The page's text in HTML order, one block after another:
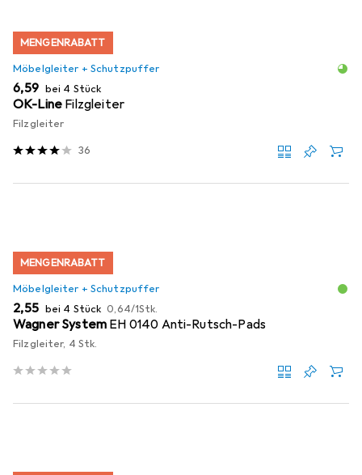
MENGENRABATT
Möbelgleiter + Schutzpuffer
EUR
6,59 bei 4 Stück
OK-Line Filzgleiter
Filzgleiter
36
MENGENRABATT
Möbelgleiter + Schutzpuffer
EUR
2,55 bei 4 Stück EUR
0,64/1Stk.
Wagner System EH 0140 Anti-Rutsch-Pads
Filzgleiter, 4 Stk.